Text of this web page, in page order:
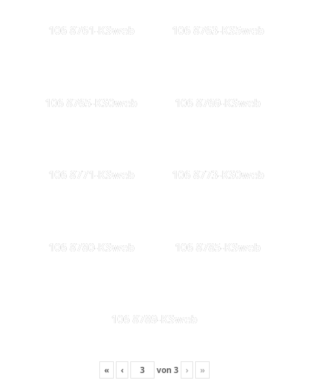
106 8761-KSweb 106 8763-KS5web
106 8765-KS0web 106 8769-KSweb
106 8771-KSweb 106 8773-KS0web
106 8780-KSweb 106 8785-KSweb
106 8789-KSweb
« ‹ von 3 › »